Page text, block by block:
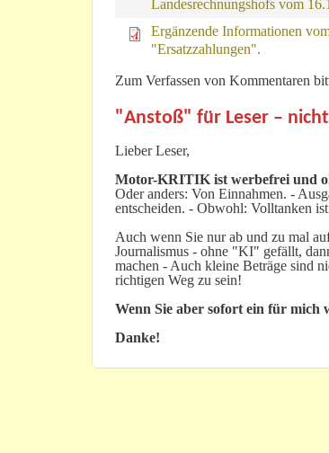
Landesrechnungshofs vom
Ergänzende Informationen
"Ersatzzahlungen".
Zum Verfassen von Kommentaren
"Anstoß" für Leser –
Lieber Leser,
Motor-KRITIK ist werbefrei und
Oder anders: Von Einnahmen. -
entscheiden. - Obwohl: Volltanken
Auch wenn Sie nur ab und zu mal
Journalismus - ohne "KI" gefällt,
machen - Auch kleine Beträge sind
richtigen Weg zu sein!
Wenn Sie aber sofort ein für mich
Danke!